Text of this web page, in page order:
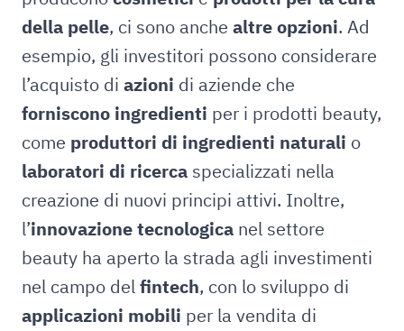
della pelle, ci sono anche altre opzioni. Ad
esempio, gli investitori possono considerare
l’acquisto di azioni di aziende che
forniscono ingredienti per i prodotti beauty,
come produttori di ingredienti naturali o
laboratori di ricerca specializzati nella
creazione di nuovi principi attivi. Inoltre,
l’innovazione tecnologica nel settore
beauty ha aperto la strada agli investimenti
nel campo delfintech, con lo sviluppo di
applicazioni mobili per la vendita di